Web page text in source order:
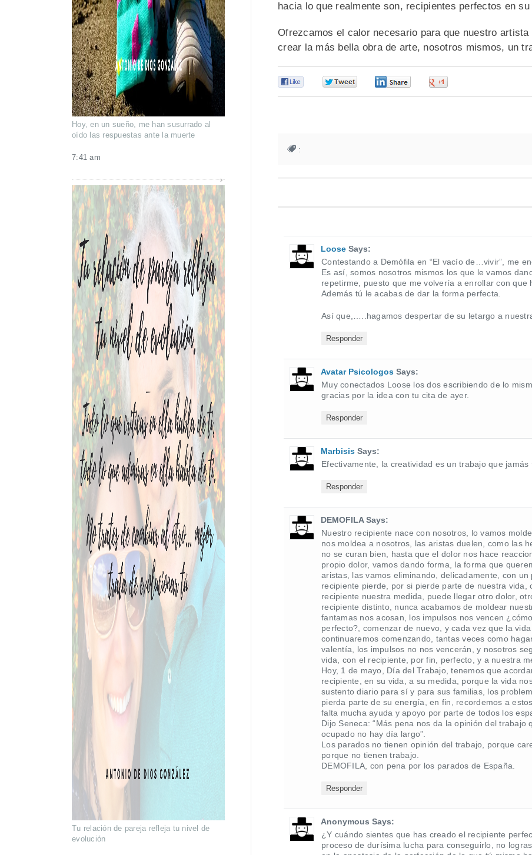
Hoy, en un sueño, me han susurrado al
oído las respuestas ante la muerte
7:41 am
Tu relación de pareja refleja tu nivel de
evolución
hacia lo que realmente son, recipientes perfectos en
Ofrezcamos el calor necesario para que nuestro
crear la más bella obra de arte, nosotros mismos, un
:
Loose Says:
Contestando a Demófila en “El vacío de…vivir”, me
Es así, somos nosotros mismos los que le vamos
repetirme, puesto que me volvería a enrollar con que
Además tú le acabas de dar la forma perfecta.
Así que,…..hagamos despertar de su letargo a
Responder
Avatar Psicologos Says:
Muy conectados Loose los dos escribiendo de lo
gracias por la idea con tu cita de ayer.
Responder
Marbisis Says:
Efectivamente, la creatividad es un trabajo que jamás
Responder
DEMOFILA Says:
Nuestro recipiente nace con nosotros, lo vamos
nos moldea a nosotros, las aristas duelen, como las
no se curan bien, hasta que el dolor nos hace
propio dolor, vamos dando forma, la forma que
aristas, las vamos eliminando, delicadamente, con
recipiente pierde, por si pierde parte de nuestra vida,
recipiente nuestra medida, puede llegar otro dolor,
recipiente distinto, nunca acabamos de moldear
fantamas nos acosan, los impulsos nos vencen
perfecto?, comenzar de nuevo, y cada vez que la
continuaremos comenzando, tantas veces como
valentía, los impulsos no nos vencerán, y nosotros
vida, con el recipiente, por fin, perfecto, y a nuestra
Hoy, 1 de mayo, Día del Trabajo, tenemos que
recipiente, en su vida, a su medida, porque la vida
sustento diario para sí y para sus familias, los
pierda parte de su energía, en fin, recordemos a
falta mucha ayuda y apoyo por parte de todos los
Dijo Seneca: “Más pena nos da la opinión del trabajo
ocupado no hay día largo”.
Los parados no tienen opinión del trabajo, porque
porque no tienen trabajo.
DEMOFILA, con pena por los parados de España.
Responder
Anonymous Says:
¿Y cuándo sientes que has creado el recipiente
proceso de durísima lucha para conseguirlo, no